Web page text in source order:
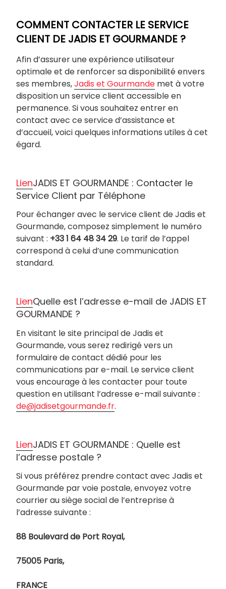
COMMENT CONTACTER LE SERVICE
CLIENT DE JADIS ET GOURMANDE ?
Afin d’assurer une expérience utilisateur
optimale et de renforcer sa disponibilité envers
ses membres,Jadis et Gourmande met à votre
disposition un service client accessible en
permanence. Si vous souhaitez entrer en
contact avec ce service d’assistance et
d’accueil, voici quelques informations utiles à cet
égard.
LienJADIS ET GOURMANDE : Contacter le
Service Client par Téléphone
Pour échanger avec le service client de Jadis et
Gourmande, composez simplement le numéro
suivant : +33 1 64 48 34 29. Le tarif de l’appel
correspond à celui d’une communication
standard.
LienQuelle est l’adresse e-mail de JADIS ET
GOURMANDE ?
En visitant le site principal de Jadis et
Gourmande, vous serez redirigé vers un
formulaire de contact dédié pour les
communications par e-mail. Le service client
vous encourage à les contacter pour toute
question en utilisant l’adresse e-mail suivante :
de@jadisetgourmande.fr.
LienJADIS ET GOURMANDE : Quelle est
l’adresse postale ?
Si vous préférez prendre contact avec Jadis et
Gourmande par voie postale, envoyez votre
courrier au siège social de l’entreprise à
l’adresse suivante :
88 Boulevard de Port Royal,
75005 Paris,
FRANCE